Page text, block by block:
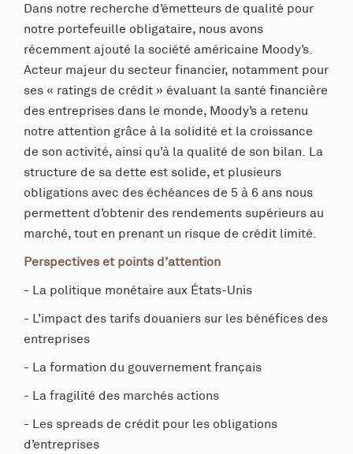
Dans notre recherche d’émetteurs de qualité pour
notre portefeuille obligataire, nous avons
récemment ajouté la société américaine Moody’s.
Acteur majeur du secteur financier, notamment pour
ses « ratings de crédit » évaluant la santé financière
des entreprises dans le monde, Moody’s a retenu
notre attention grâce à la solidité et la croissance
de son activité, ainsi qu’à la qualité de son bilan. La
structure de sa dette est solide, et plusieurs
obligations avec des échéances de 5 à 6 ans nous
permettent d’obtenir des rendements supérieurs au
marché, tout en prenant un risque de crédit limité.
Perspectives et points d’attention
- La politique monétaire aux États-Unis
- L’impact des tarifs douaniers sur les bénéfices des
entreprises
- La formation du gouvernement français
- La fragilité des marchés actions
- Les spreads de crédit pour les obligations
d’entreprises